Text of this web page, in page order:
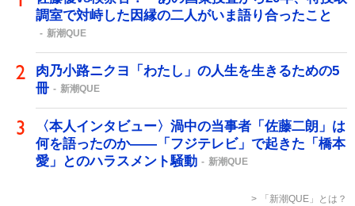
調室で対峙した因縁の二人がいま語り合ったこと
新潮QUE
肉乃小路ニクヨ「わたし」の人生を生きるための5
冊
新潮QUE
〈本人インタビュー〉渦中の当事者「佐藤二朗」は
何を語ったのか――「フジテレビ」で起きた「橋本
愛」とのハラスメント騒動
新潮QUE
「新潮QUE」とは？